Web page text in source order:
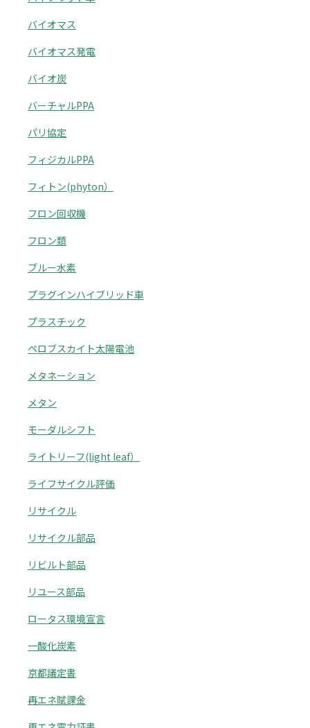
バイオマス
バイオマス発電
バイオ炭
バーチャルPPA
パリ協定
フィジカルPPA
フィトン(phyton）
フロン回収機
フロン類
ブルー水素
プラグインハイブリッド車
プラスチック
ペロブスカイト太陽電池
メタネーション
メタン
モーダルシフト
ライトリーフ(light leaf）
ライフサイクル評価
リサイクル
リサイクル部品
リビルト部品
リユース部品
ロータス環境宣言
一酸化炭素
京都議定書
再エネ賦課金